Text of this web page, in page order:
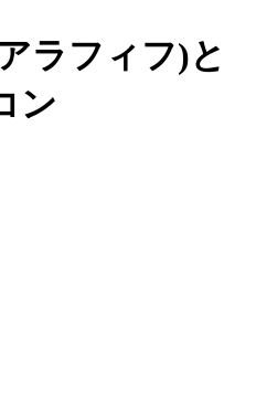
ラフィフ)と
ン